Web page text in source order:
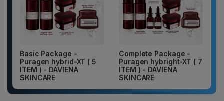
Basic Package -
Puragen hybrid-XT ( 5
ITEM ) - DAVIENA
SKINCARE
Complete Package -
Puragen hybright-XT ( 7
ITEM ) - DAVIENA
SKINCARE